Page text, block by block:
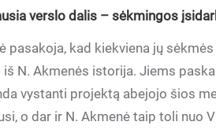
verslo dalis – sėkmingos
pasakoja, kad kiekviena jų
iš N. Akmenės istorija. Jiems
vystanti projektą abejojo šios
o dar ir N. Akmenė taip toli nuo